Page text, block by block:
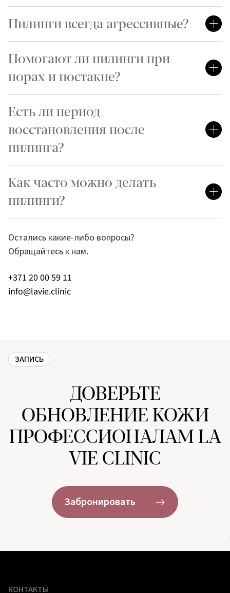
Остались какие-либо вопросы?
Обращайтесь к нам.
+371 20 00 59 11
info@lavie.clinic
Пилинги всегда агрессивные?
Помогают ли пилинги при
порах и постакне?
Есть ли период
восстановления после
пилинга?
Как часто можно делать
пилинги?
ЗАПИСЬ
ДОВЕРЬТЕ
ОБНОВЛЕНИЕ КОЖИ
ПРОФЕССИОНАЛАМ LA
VIE CLINIC
Забронировать
КОНТАКТЫ